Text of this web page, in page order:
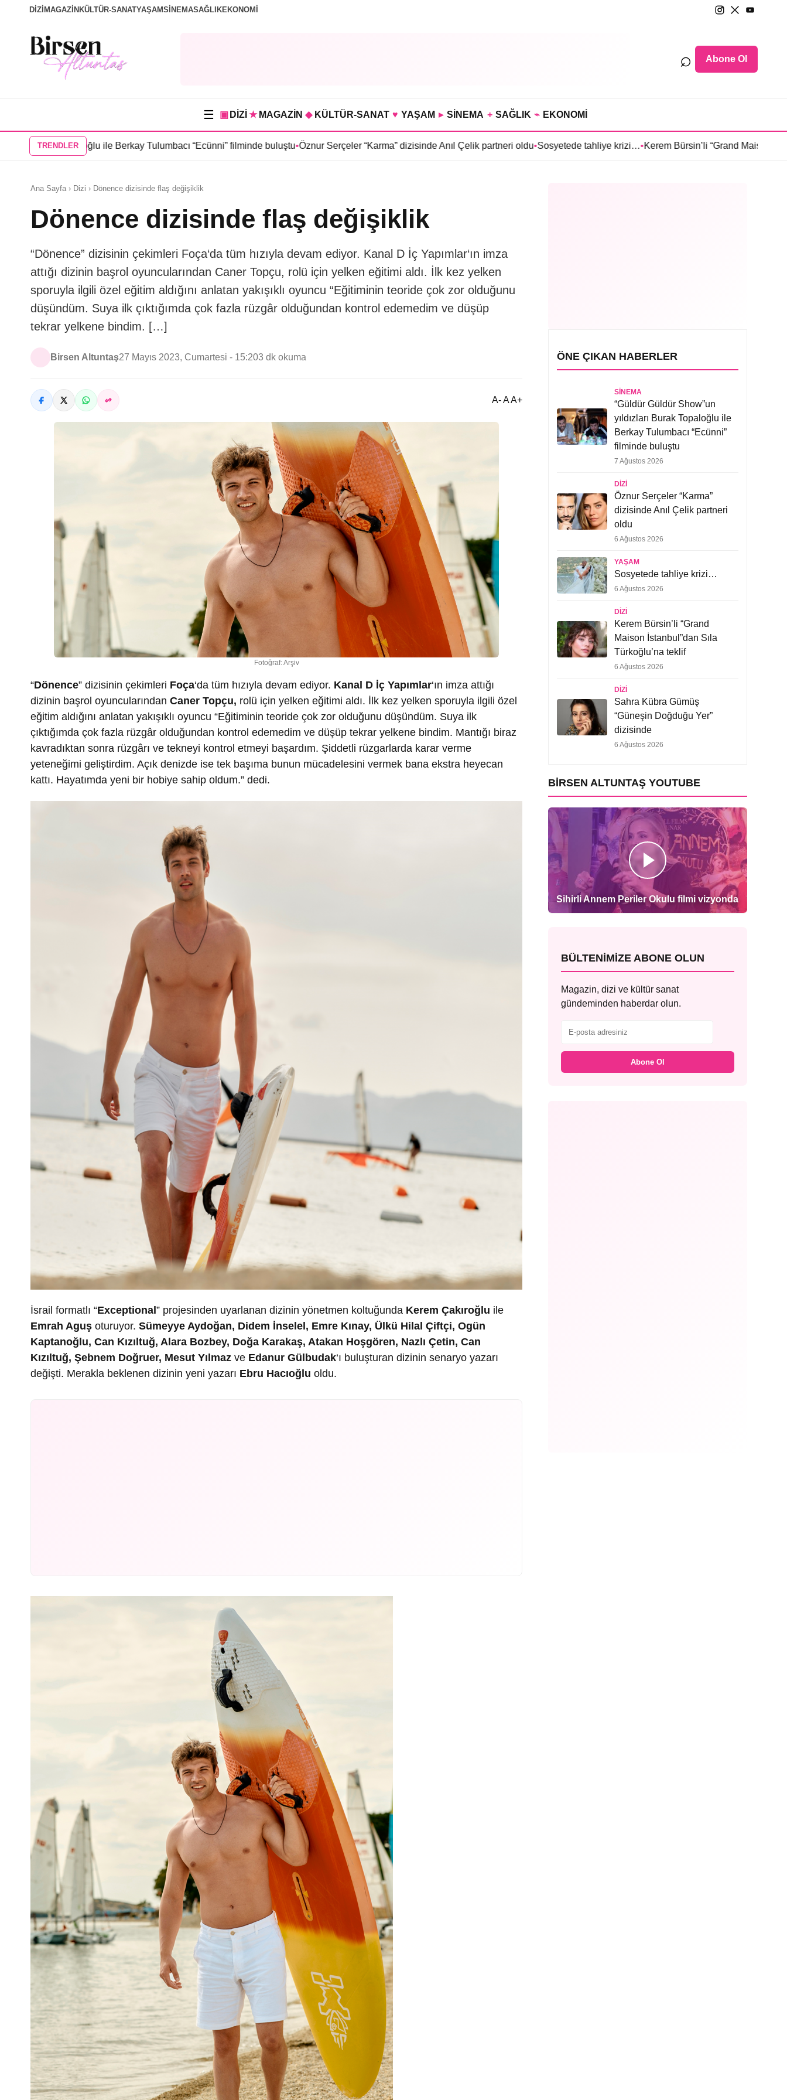
DİZİ MAGAZİN KÜLTÜR-SANATYAŞAMSİNEMASAĞLIKEKONOMİ
⌕ Abone Ol
☰ ▣ DİZİ ★ MAGAZİN ◆ KÜLTÜR-SANAT ♥ YAŞAM ▸ SİNEMA + SAĞLIK ⌁ EKONOMİ
TRENDLER
Topaloğlu ile Berkay Tulumbacı “Ecünni” filminde buluştu•Öznur Serçeler “Karma” dizisinde Anıl Çelik partneri oldu •Sosyetede tahliye krizi…•Kerem Bürsin’li “Grand Maison İstanbul”dan
Ana Sayfa › Dizi › Dönence dizisinde flaş değişiklik
Dönence dizisinde flaş değişiklik
“Dönence” dizisinin çekimleri Foça‘da tüm hızıyla devam ediyor. Kanal D İç Yapımlar‘ın imza
attığı dizinin başrol oyuncularından Caner Topçu, rolü için yelken eğitimi aldı. İlk kez yelken
sporuyla ilgili özel eğitim aldığını anlatan yakışıklı oyuncu “Eğitiminin teoride çok zor olduğunu
düşündüm. Suya ilk çıktığımda çok fazla rüzgâr olduğundan kontrol edemedim ve düşüp
tekrar yelkene bindim. […]
Birsen Altuntaş27 Mayıs 2023, Cumartesi - 15:203 dk okuma
A- A A+
Fotoğraf: Arşiv
“Dönence” dizisinin çekimleri Foça‘da tüm hızıyla devam ediyor. Kanal D İç Yapımlar‘ın imza attığı
dizinin başrol oyuncularından Caner Topçu, rolü için yelken eğitimi aldı. İlk kez yelken sporuyla ilgili özel
eğitim aldığını anlatan yakışıklı oyuncu “Eğitiminin teoride çok zor olduğunu düşündüm. Suya ilk
çıktığımda çok fazla rüzgâr olduğundan kontrol edemedim ve düşüp tekrar yelkene bindim. Mantığı biraz
kavradıktan sonra rüzgârı ve tekneyi kontrol etmeyi başardım. Şiddetli rüzgarlarda karar verme
yeteneğimi geliştirdim. Açık denizde ise tek başıma bunun mücadelesini vermek bana ekstra heyecan
kattı. Hayatımda yeni bir hobiye sahip oldum.” dedi.
İsrail formatlı “Exceptional ” projesinden uyarlanan dizinin yönetmen koltuğunda Kerem Çakıroğlu ile
Emrah Aguş oturuyor. Sümeyye Aydoğan, Didem İnselel, Emre Kınay, Ülkü Hilal Çiftçi, Ogün
Kaptanoğlu, Can Kızıltuğ, Alara Bozbey, Doğa Karakaş, Atakan Hoşgören, Nazlı Çetin, Can
Kızıltuğ, Şebnem Doğruer, Mesut Yılmaz ve Edanur Gülbudak‘ı buluşturan dizinin senaryo yazarı
değişti. Merakla beklenen dizinin yeni yazarı Ebru Hacıoğlu oldu.
ÖNE ÇIKAN HABERLER
SINEMA
“Güldür Güldür Show”un
yıldızları Burak Topaloğlu ile
Berkay Tulumbacı “Ecünni”
filminde buluştu
7 Ağustos 2026
DIZI
Öznur Serçeler “Karma”
dizisinde Anıl Çelik partneri
oldu
6 Ağustos 2026
YAŞAM
Sosyetede tahliye krizi…
6 Ağustos 2026
DIZI
Kerem Bürsin’li “Grand
Maison İstanbul”dan Sıla
Türkoğlu’na teklif
6 Ağustos 2026
DIZI
Sahra Kübra Gümüş
“Güneşin Doğduğu Yer”
dizisinde
6 Ağustos 2026
BIRSEN ALTUNTAŞ YOUTUBE
Sihirli Annem Periler Okulu filmi vizyonda
BÜLTENIMIZE ABONE OLUN
Magazin, dizi ve kültür sanat
gündeminden haberdar olun.
Abone Ol